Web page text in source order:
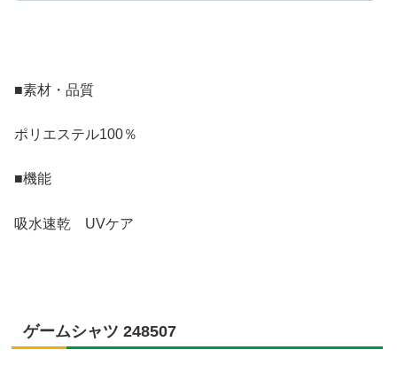
■素材・品質
ポリエステル100％
■機能
吸水速乾 UVケア
ゲームシャツ 248507